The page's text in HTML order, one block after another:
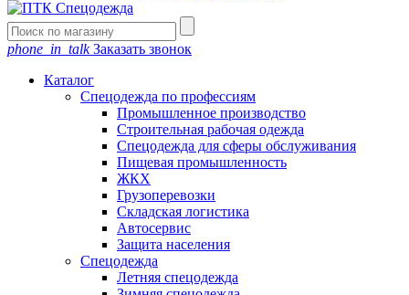
phone_in_talkЗаказать звонок
Каталог
Спецодежда по профессиям
Промышленное производство
Строительная рабочая одежда
Спецодежда для сферы обслуживания
Пищевая промышленность
ЖКХ
Грузоперевозки
Складская логистика
Автосервис
Защита населения
Спецодежда
Летняя спецодежда